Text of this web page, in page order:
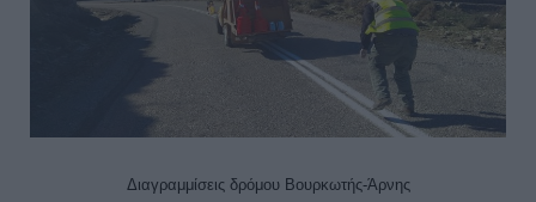
Διαγραμμίσεις δρόμου Βουρκωτής-Άρνης